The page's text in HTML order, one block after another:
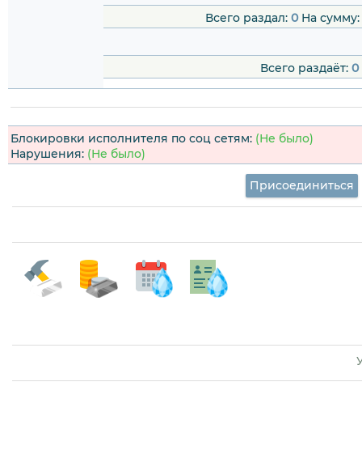
Всего раздал: 0На сумму:
Всего раздаёт: 0
Блокировки исполнителя по соц сетям: (Не было)
Нарушения: (Не было)
Присоединиться